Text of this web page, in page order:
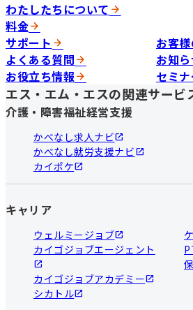
わたしたちについて
料金
サポート
お客
よくある質問
お知
お役立ち情報
セミ
エス・エム・エスの関連サービ
介護・障害福祉経営支援
かべなし求人ナビ
かべなし就労支援ナビ
カイポケ
キャリア
ウェルミージョブ
カイゴジョブエージェント
カイゴジョブアカデミー
シカトル